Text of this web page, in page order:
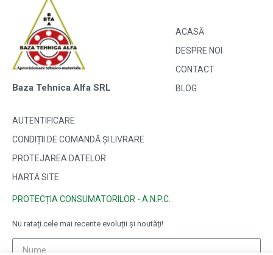
Baza Tehnica Alfa SRL
ACASĂ
DESPRE NOI
CONTACT
BLOG
AUTENTIFICARE
CONDIȚII DE COMANDĂ ȘI LIVRARE
PROTEJAREA DATELOR
HARTĂ SITE
PROTECȚIA CONSUMATORILOR - A.N.P.C.
Nu ratați cele mai recente evoluții și noutăți!